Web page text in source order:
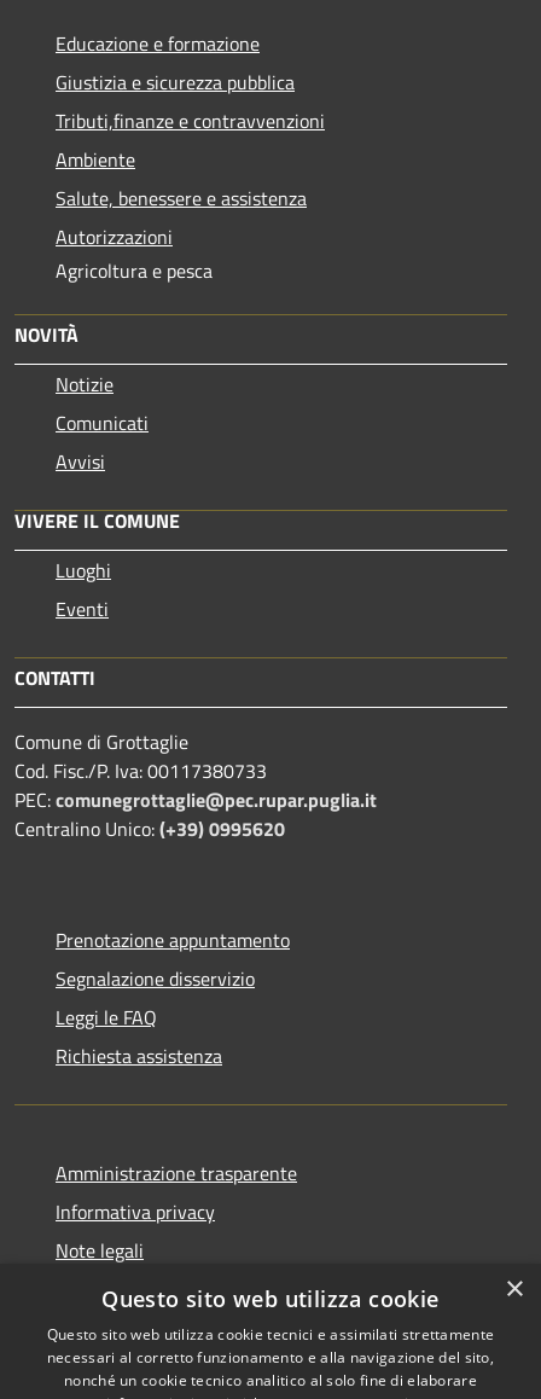
Educazione e formazione
Giustizia e sicurezza pubblica
Tributi,finanze e contravvenzioni
Ambiente
Salute, benessere e assistenza
Autorizzazioni
Agricoltura e pesca
NOVITÀ
Notizie
Comunicati
Avvisi
VIVERE IL COMUNE
Luoghi
Eventi
CONTATTI
Comune di Grottaglie
Cod. Fisc./P. Iva: 00117380733
PEC:comunegrottaglie@pec.rupar.puglia.it
Centralino Unico:(+39) 0995620
Prenotazione appuntamento
Segnalazione disservizio
Leggi le FAQ
Richiesta assistenza
Amministrazione trasparente
Informativa privacy
Note legali
Dichiarazione di accessibilità
×
Questo sito web utilizza cookie
Questo sito web utilizza cookie tecnici e assimilati strettamente
necessari al corretto funzionamento e alla navigazione del sito,
nonché un cookie tecnico analitico al solo fine di elaborare